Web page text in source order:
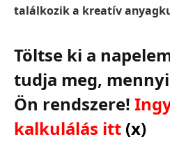
találkozik a kreatív
Töltse ki a
tudja meg,
Ön rendszere!
kalkulálás itt (x)